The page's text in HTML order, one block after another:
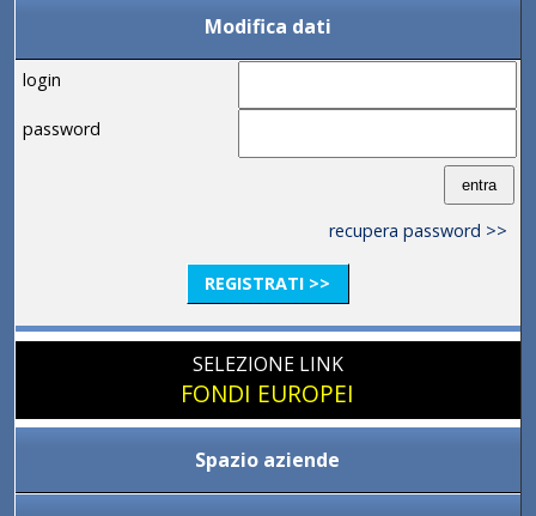
Modifica dati
login
password
recupera password >>
REGISTRATI >>
SELEZIONE LINK
FONDI EUROPEI
Spazio aziende